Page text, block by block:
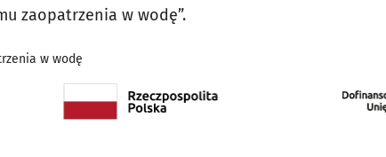
zaopatrzenia w wodę”.
w wodę